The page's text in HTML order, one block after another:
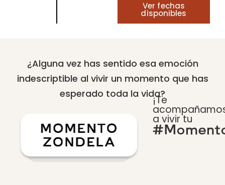
Ver fechas
disponibles
¿Alguna vez has sentido esa emoción
indescriptible al vivir un momento que has
esperado toda la vida?
¡Te
a vivir tu